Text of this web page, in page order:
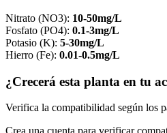
Nitrato (NO3): 10-50mg/L
Fosfato (PO4): 0.1-3mg/L
Potasio (K): 5-30mg/L
Hierro (Fe): 0.01-0.5mg/L
¿Crecerá esta planta en tu
Verifica la compatibilidad según los